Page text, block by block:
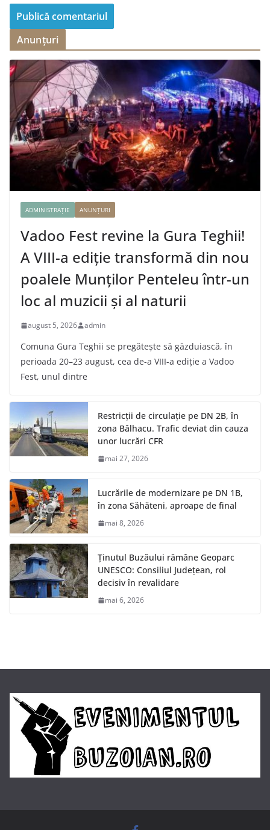
Anunțuri
ADMINISTRAȚIE ANUNȚURI
Vadoo Fest revine la Gura Teghii!
A VIII-a ediție transformă din nou
poalele Munților Penteleu într-un
loc al muzicii și al naturii
august 5, 2026 admin
Comuna Gura Teghii se pregătește să găzduiască, în
perioada 20–23 august, cea de-a VIII-a ediție a Vadoo
Fest, unul dintre
Restricții de circulație pe DN 2B, în
zona Bâlhacu. Trafic deviat din cauza
unor lucrări CFR
mai 27, 2026
Lucrările de modernizare pe DN 1B,
în zona Săhăteni, aproape de final
mai 8, 2026
Ținutul Buzăului rămâne Geoparc
UNESCO: Consiliul Județean, rol
decisiv în revalidare
mai 6, 2026